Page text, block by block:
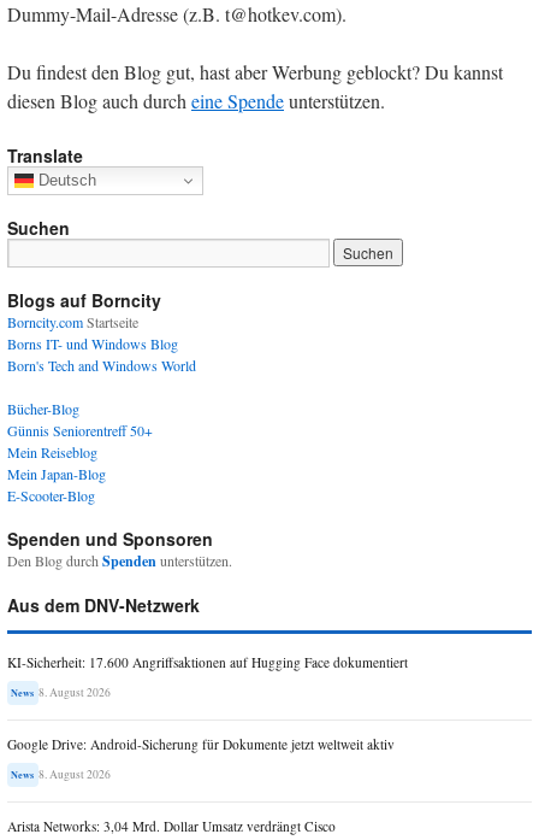
Dummy-Mail-Adresse (z.B. t@hotkev.com).
Du findest den Blog gut, hast aber Werbung geblockt? Du kannst
diesen Blog auch durch eine Spendeunterstützen.
Translate
Deutsch
Suchen
Blogs auf Borncity
Borncity.comStartseite
Borns IT- und Windows Blog
Born's Tech and Windows World
Bücher-Blog
Günnis Seniorentreff 50+
Mein Reiseblog
Mein Japan-Blog
E-Scooter-Blog
Spenden und Sponsoren
Den Blog durch Spendenunterstützen.
Aus dem DNV-Netzwerk
KI-Sicherheit: 17.600 Angriffsaktionen auf Hugging Face dokumentiert
News 8. August 2026
Google Drive: Android-Sicherung für Dokumente jetzt weltweit aktiv
News 8. August 2026
Arista Networks: 3,04 Mrd. Dollar Umsatz verdrängt Cisco